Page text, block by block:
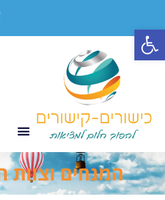
פתח סרגל נגישות
המנחים וצוות